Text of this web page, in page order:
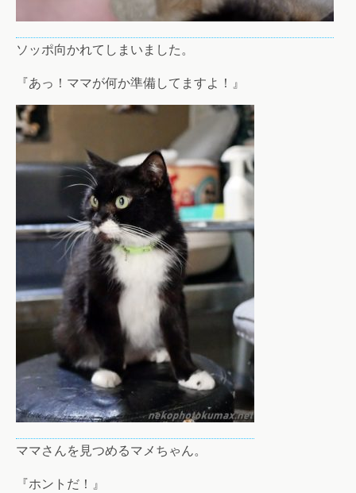
ソッポ向かれてしまいました。
『あっ！ママが何か準備してますよ！』
ママさんを見つめるマメちゃん。
『ホントだ！』